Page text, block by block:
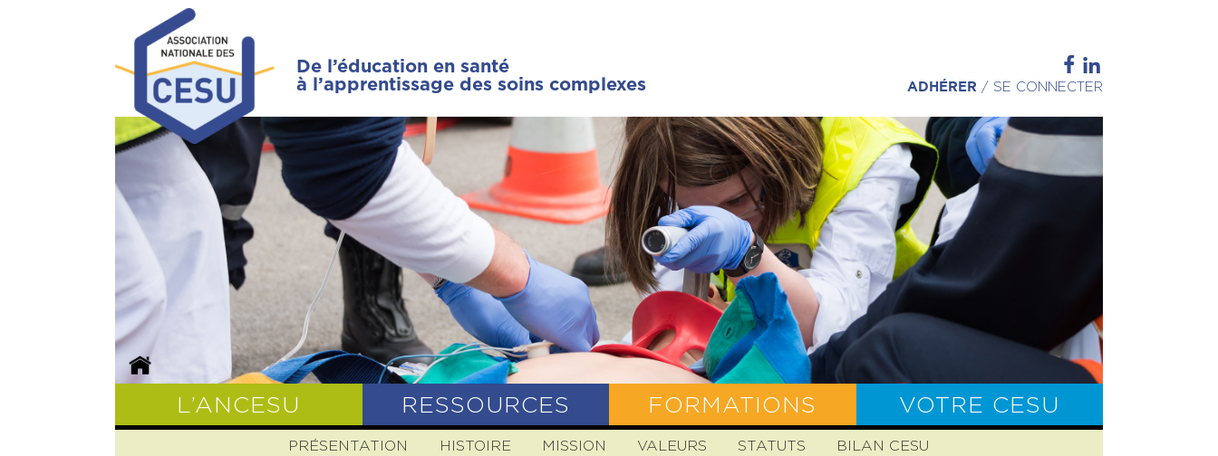
De l’éducation en santé
à l’apprentissage des soins complexes
ADHÉRER / SE CONNECTER
L’ANCESU
PRÉSENTATION HISTOIRE MISSION VALEURS STATUTS BILAN CESU
RESSOURCES FORMATIONS VOTRE CESU